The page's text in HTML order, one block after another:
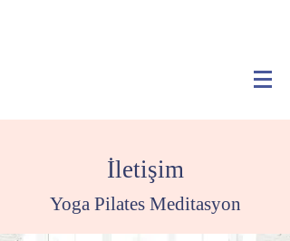
İletişim
Yoga Pilates Meditasyon